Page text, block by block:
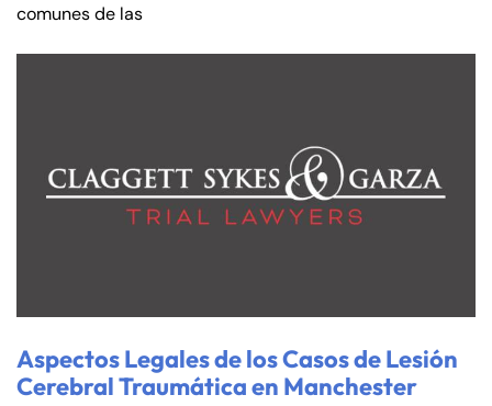
comunes de las
Aspectos Legales de los Casos de Lesión
Cerebral Traumática en Manchester